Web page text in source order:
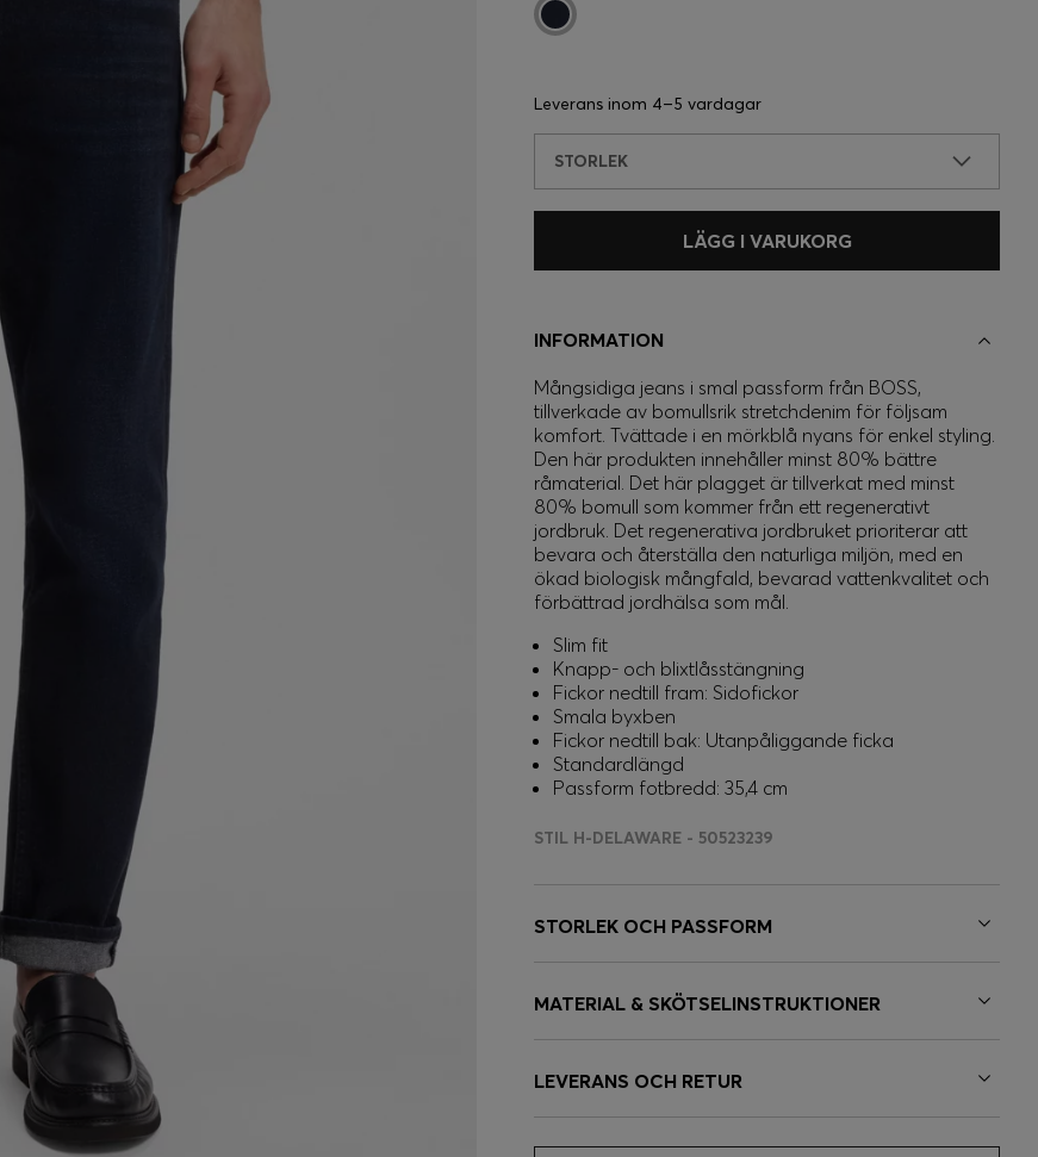
Leverans inom 4–5 vardagar
STORLEK
LÄGG I VARUKORG
INFORMATION
Mångsidiga jeans i smal passform från BOSS,
tillverkade av bomullsrik stretchdenim för följsam
komfort. Tvättade i en mörkblå nyans för enkel styling.
Den här produkten innehåller minst 80% bättre
råmaterial. Det här plagget är tillverkat med minst
80% bomull som kommer från ett regenerativt
jordbruk. Det regenerativa jordbruket prioriterar att
bevara och återställa den naturliga miljön, med en
ökad biologisk mångfald, bevarad vattenkvalitet och
förbättrad jordhälsa som mål.
Slim fit
Knapp- och blixtlåsstängning
Fickor nedtill fram: Sidofickor
Smala byxben
Fickor nedtill bak: Utanpåliggande ficka
Standardlängd
Passform fotbredd: 35,4 cm
STIL H-DELAWARE - 50523239
STORLEK OCH PASSFORM
MATERIAL & SKÖTSELINSTRUKTIONER
LEVERANS OCH RETUR